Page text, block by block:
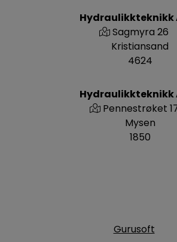
Hydraulikkteknikk
Pennestrøket
Mysen
1850
Hydraulikkteknikk
Sagmyra 26
Kristiansand
4624
Gurusoft